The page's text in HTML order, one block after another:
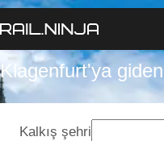
Klagenfurt'ya
Kalkış şehri